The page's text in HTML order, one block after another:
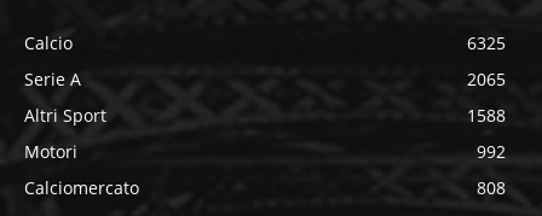
Calcio
6325
Serie A
2065
Altri Sport
1588
Motori
992
Calciomercato
808